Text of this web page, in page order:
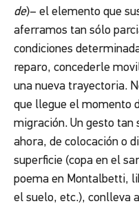
de)– el elemento que
aferramos tan sólo
condiciones
reparo, concederle
una nueva trayectoria.
que llegue el momento
migración. Un gesto
ahora, de colocación o
superficie (copa en el
poema en Montalbetti,
el suelo, etc.), conlleva